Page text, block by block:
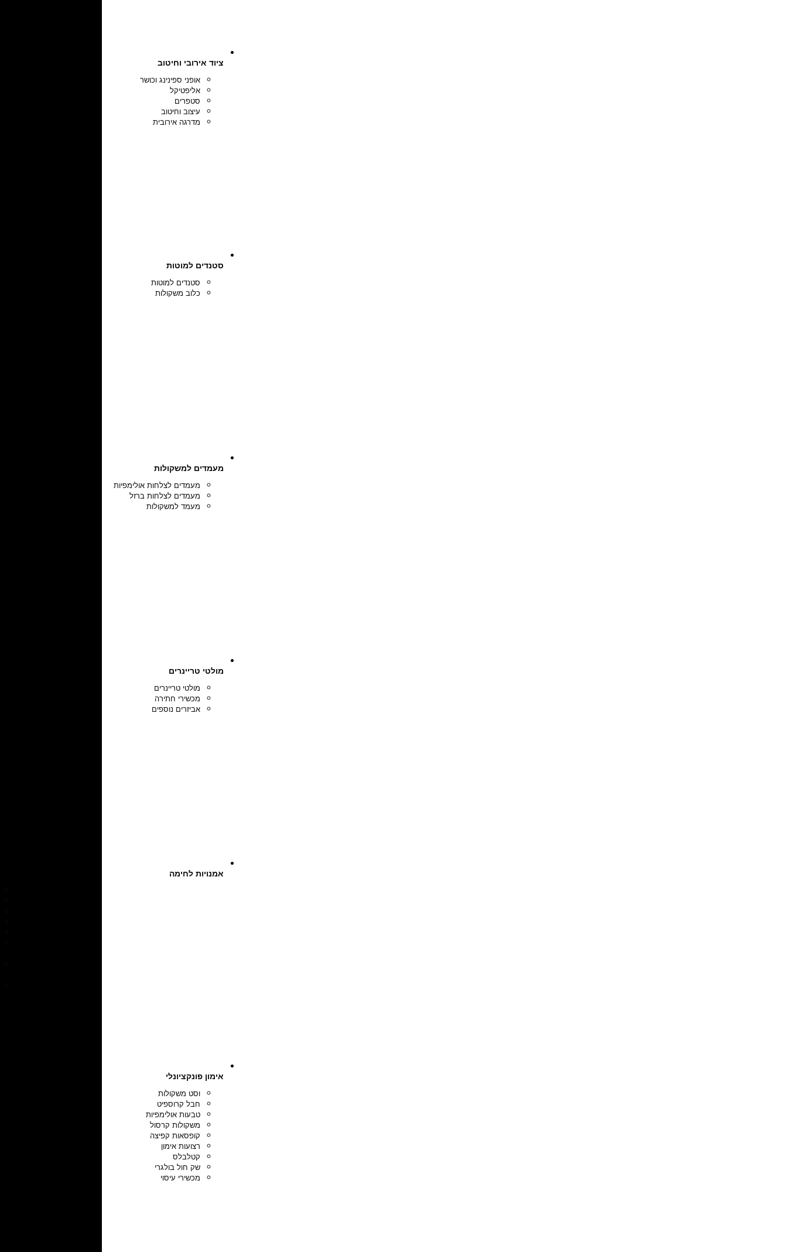
ציוד אירובי וחיטוב
אופני ספינינג וכושר
אליפטיקל
סטפרים
עיצוב וחיטוב
מדרגה אירובית
סטנדים למוטות
סטנדים למוטות
כלוב משקולות
מעמדים למשקולות
מעמדים לצלחות אולימפיות
מעמדים לצלחות ברזל
מעמד למשקולות
מולטי טריינרים
מולטי טריינרים
מכשירי חתירה
אביזרים נוספים
אמנויות לחימה
אימון פונקציונלי
וסט משקולות
חבל קרוספיט
טבעות אולימפיות
משקולות קרסול
קופסאות קפיצה
רצועות אימון
קטלבלס
שק חול בולגרי
מכשירי עיסוי